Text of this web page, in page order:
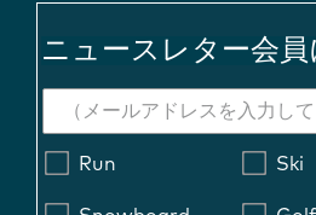
ニュースレター会員
Run Ski